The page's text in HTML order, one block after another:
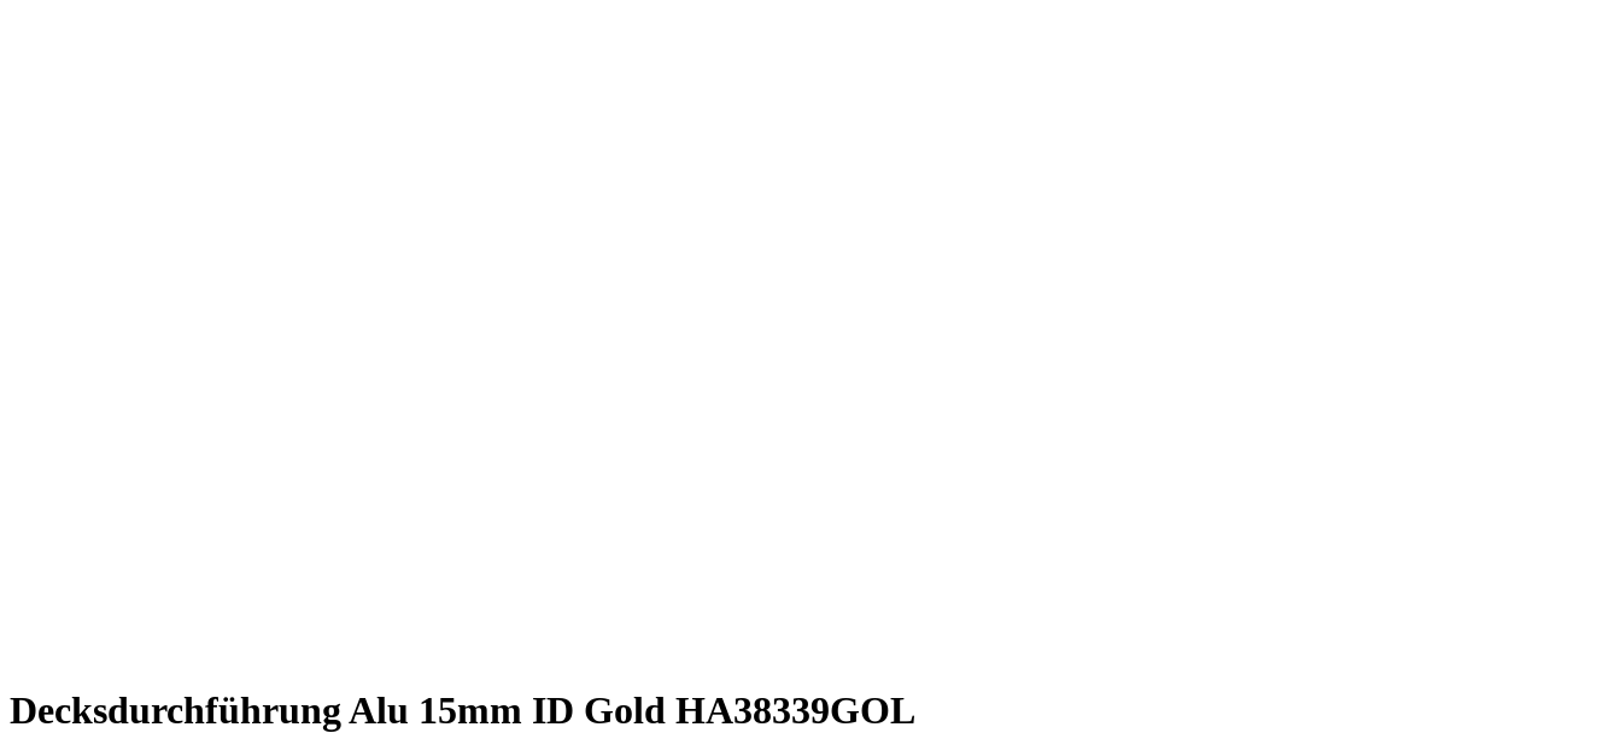
Decksdurchführung Alu 15mm ID Gold HA38339GOL